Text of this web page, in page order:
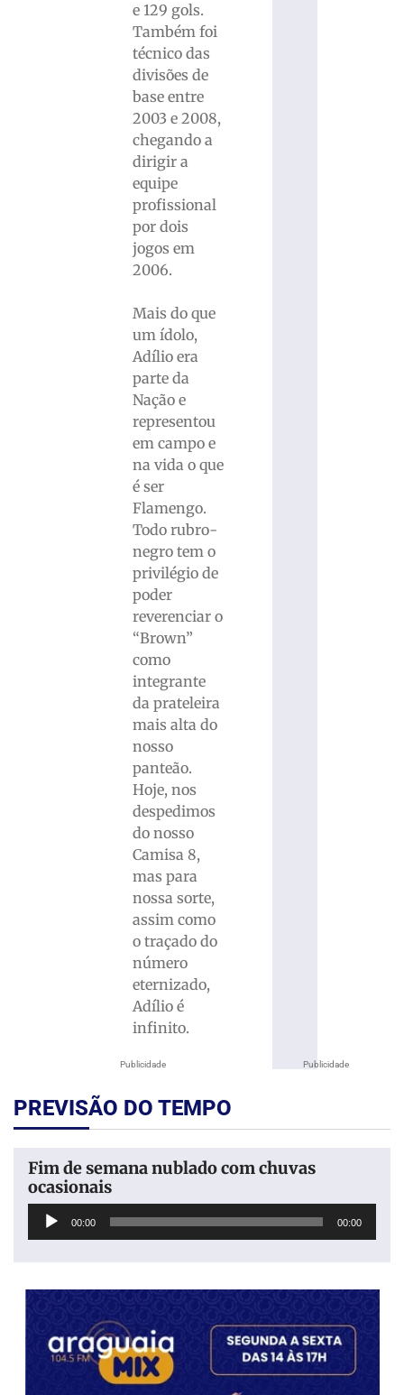
Publicidade
e 129 gols.
Também foi
técnico das
divisões de
base entre
2003 e 2008,
chegando a
dirigir a
equipe
profissional
por dois
jogos em
2006.
Mais do que
um ídolo,
Adílio era
parte da
Nação e
representou
em campo e
na vida o que
é ser
Flamengo.
Todo rubro-
negro tem o
privilégio de
poder
reverenciar o
“Brown”
como
integrante
da prateleira
mais alta do
nosso
panteão.
Hoje, nos
despedimos
do nosso
Camisa 8,
mas para
nossa sorte,
assim como
o traçado do
número
eternizado,
Adílio é
infinito.
Publicidade
PREVISÃO DO TEMPO
Fim de semana nublado com chuvas
ocasionais
Tocador
00:00 00:00